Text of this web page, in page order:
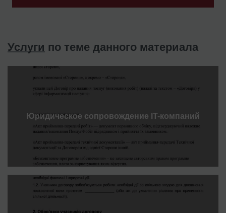
Услуги по теме данного материала
Юридическое сопровождение IT-компаний